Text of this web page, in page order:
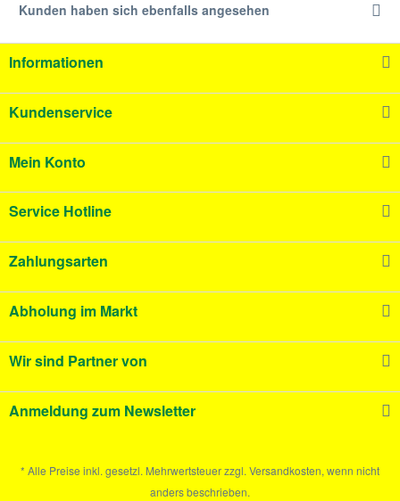
Kunden haben sich ebenfalls angesehen
Informationen
Kundenservice
Mein Konto
Service Hotline
Zahlungsarten
Abholung im Markt
Wir sind Partner von
Anmeldung zum Newsletter
* Alle Preise inkl. gesetzl. Mehrwertsteuer zzgl. Versandkosten, wenn nicht
anders beschrieben.